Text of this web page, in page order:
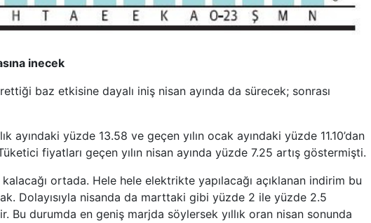
inecek
baz etkisine dayalı iniş nisan ayında da sürecek; sonrası
ayındaki yüzde 13.58 ve geçen yılın ocak ayındaki yüzde 11.10’dan
fiyatları geçen yılın nisan ayında yüzde 7.25 artış göstermişti.
ortada. Hele hele elektrikte yapılacağı açıklanan indirim bu
Dolayısıyla nisanda da marttaki gibi yüzde 2 ile yüzde 2.5
Bu durumda en geniş marjda söylersek yıllık oran nisan sonunda